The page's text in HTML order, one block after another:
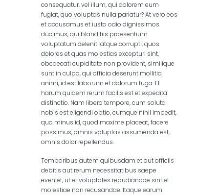
consequatur, vel illum, qui dolorem eum
fugiat, quo voluptas nulla pariatur? At vero eos
et accusamus et iusto odio dignissimos
ducimus, qui blanditiis praesentium
voluptatum deleniti atque corrupti, quos
dolores et quas molestias excepturi sint,
obcaecati cupiditate non provident, similique
sunt in culpa, qui officia deserunt mollitia
animi, id est laborum et dolorum fuga. Et
harum quidem rerum facilis est et expedita
distinctio. Nam libero tempore, cum soluta
nobis est eligendi optio, cumque nihil impedit,
quo minus id, quod maxime placeat, facere
possimus, omnis voluptas assumenda est,
omnis dolor repellendus.
Temporibus autem quibusdam et aut officiis
debitis aut rerum necessitatibus saepe
eveniet, ut et voluptates repudiandae sint et
molestiae non recusandae. Itaque earum